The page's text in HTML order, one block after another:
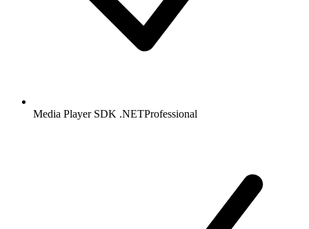
Media Player SDK .NETProfessional